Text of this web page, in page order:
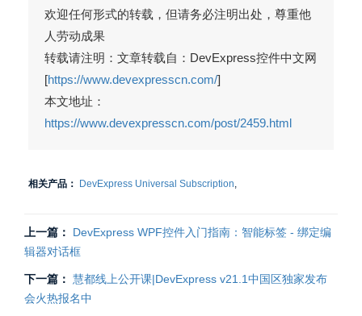
欢迎任何形式的转载，但请务必注明出处，尊重他
人劳动成果
转载请注明：文章转载自：DevExpress控件中文网
[https://www.devexpresscn.com/]
本文地址：
https://www.devexpresscn.com/post/2459.html
相关产品： DevExpress Universal Subscription,
上一篇：
DevExpress WPF控件入门指南：智能标签 - 绑定编
辑器对话框
下一篇： 慧都线上公开课|DevExpress v21.1中国区独家发布
会火热报名中